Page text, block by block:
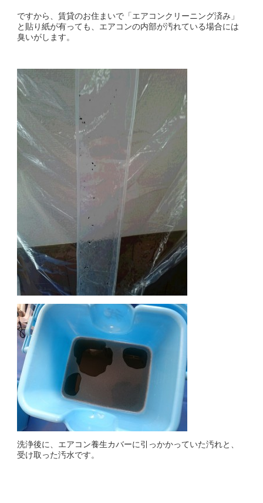
ですから、賃貸のお住まいで「エアコンクリーニング済み」
と貼り紙が有っても、エアコンの内部が汚れている場合には
臭いがします。
洗浄後に、エアコン養生カバーに引っかかっていた汚れと、
受け取った汚水です。